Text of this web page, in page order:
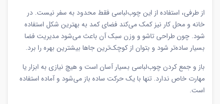
از طرفی، استفاده از این چوب‌لباسی فقط محدود به سفر نیست. در
خانه و محل کار نیز کمک می‌کند فضای کمد به بهترین شکل استفاده
شود. چون طراحی تاشو و وزن سبک آن باعث می‌شود مدیریت فضا
بسیار ساده‌تر شود و بتوان از کوچک‌ترین جاها بیشترین بهره را برد.
باز و جمع کردن چوب‌لباسی بسیار آسان است و هیچ نیازی به ابزار یا
مهارت خاص ندارد. تنها با یک حرکت ساده باز می‌شود و آماده استفاده
است.